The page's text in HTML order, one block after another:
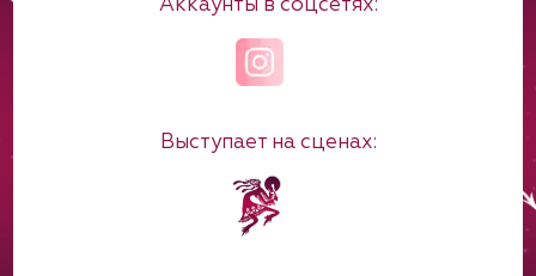
Аккаунты в соцсетях:
Выступает на сценах: